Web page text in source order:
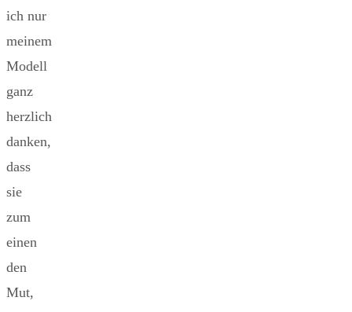
ich nur
meinem
Modell
ganz
herzlich
danken,
dass
sie
zum
einen
den
Mut,